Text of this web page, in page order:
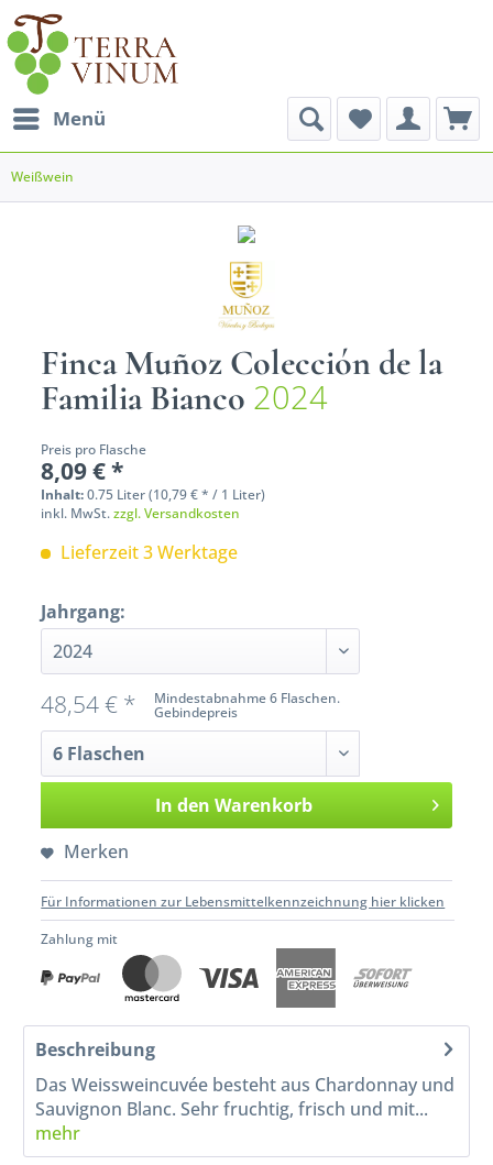
Menü
Weißwein
Finca Muñoz Colección de la
Familia Bianco 2024
Preis pro Flasche
8,09 € *
Inhalt:0.75 Liter (10,79 € * / 1 Liter)
inkl. MwSt.zzgl. Versandkosten
Lieferzeit 3 Werktage
Jahrgang:
Mindestabnahme 6 Flaschen.
Gebindepreis
48,54 € *
In den Warenkorb
Merken
Für Informationen zur Lebensmittelkennzeichnung hier klicken
Zahlung mit
Beschreibung
Das Weissweincuvée besteht aus Chardonnay und
Sauvignon Blanc. Sehr fruchtig, frisch und mit...
mehr